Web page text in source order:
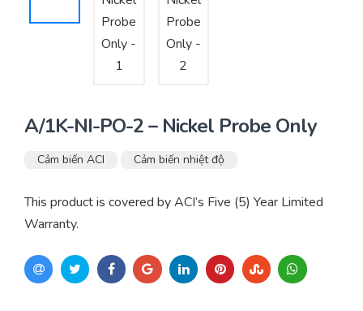
A/1K-NI-PO-2 – Nickel Probe Only
Cảm biến ACI Cảm biến nhiệt độ
This product is covered by ACI’s Five (5) Year Limited
Warranty.